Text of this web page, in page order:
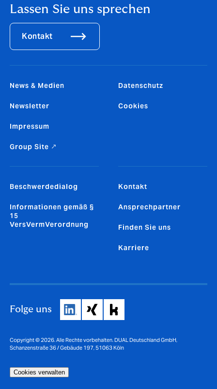
Lassen Sie uns sprechen
Kontakt
News & Medien
Newsletter
Impressum
Group Site ↗
Datenschutz
Cookies
Beschwerdedialog
Informationen gemäß §
15
VersVermVerordnung
Kontakt
Ansprechpartner
Finden Sie uns
Karriere
Folge uns
Copyright © 2026. Alle Rechte vorbehalten. DUAL Deutschland GmbH,
Schanzenstraße 36 / Gebäude 197, 51063 Köln
Cookies verwalten